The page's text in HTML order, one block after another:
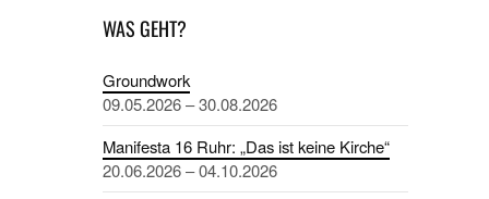
WAS GEHT?
Groundwork
09.05.2026 – 30.08.2026
Manifesta 16 Ruhr: „Das ist keine Kirche“
20.06.2026 – 04.10.2026